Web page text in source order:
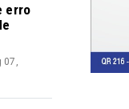
erro
07,